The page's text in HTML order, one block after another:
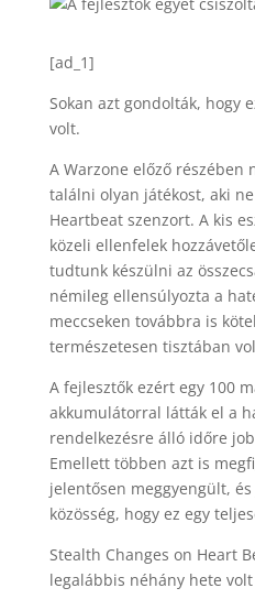
[ad_1]
Sokan azt gondolták, hogy
volt.
A Warzone előző részében
találni olyan játékost, aki
Heartbeat szenzort. A kis
közeli ellenfelek
tudtunk készülni az
némileg ellensúlyozta a
meccseken továbbra is
természetesen tisztában
A fejlesztők ezért egy 100
akkumulátorral látták el a
rendelkezésre álló időre
Emellett többen azt is
jelentősen meggyengült,
közösség, hogy ez egy
Stealth Changes on Heart
legalábbis néhány hete